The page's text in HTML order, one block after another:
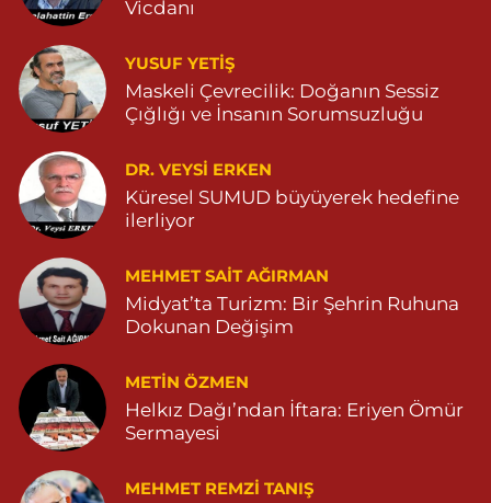
0 (482) 511 27 85
Ömerli Eczanesi
YENİ MAHALLE HASTANE CADDESİ 3086 SOKAK NO:7 2
04825413333
0 (482) 541 33 33 Yol Tarifi Al
Büşra Eczanesi
SAĞLIK OCAĞI YANI 04823812379
0 (482) 381 23 79 Yol Tarifi Al
Yavuz Eczanesi
MARDİN CADDE NO:20A 04825712234
0 (482) 571 22 34 Yol Tarifi Al
Vicdanı
YUSUF YETİŞ
Maskeli Çevrecilik: Doğanın Sessiz
Çığlığı ve İnsanın Sorumsuzluğu
DR. VEYSI ERKEN
Küresel SUMUD büyüyerek hedefine
ilerliyor
MEHMET SAIT AĞIRMAN
Midyat’ta Turizm: Bir Şehrin Ruhuna
Dokunan Değişim
METIN ÖZMEN
Helkız Dağı’ndan İftara: Eriyen Ömür
Sermayesi
MEHMET REMZI TANIŞ